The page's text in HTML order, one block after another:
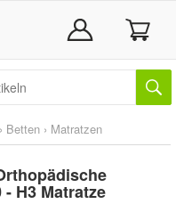
› Betten › Matratzen
H3 Matratze